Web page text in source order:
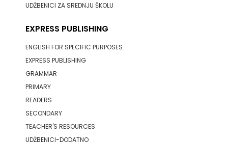
UDŽBENICI ZA SREDNJU ŠKOLU
EXPRESS PUBLISHING
ENGLISH FOR SPECIFIC PURPOSES
EXPRESS PUBLISHING
GRAMMAR
PRIMARY
READERS
SECONDARY
TEACHER'S RESOURCES
UDŽBENICI-DODATNO